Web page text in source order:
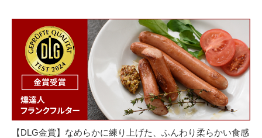
【DLG金賞】なめらかに練り上げた、ふんわり柔らかい食感